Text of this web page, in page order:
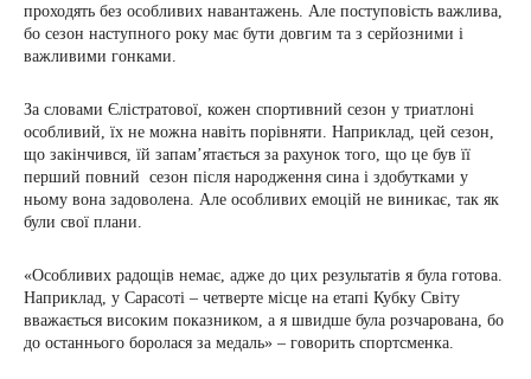
проходять без особливих навантажень. Але поступовість важлива,
бо сезон наступного року має бути довгим та з серйозними і
важливими гонками.
За словами Єлістратової, кожен спортивний сезон у триатлоні
особливий, їх не можна навіть порівняти. Наприклад, цей сезон,
що закінчився, їй запам’ятається за рахунок того, що це був її
перший повний сезон після народження сина і здобутками у
ньому вона задоволена. Але особливих емоцій не виникає, так як
були свої плани.
«Особливих радощів немає, адже до цих результатів я була готова.
Наприклад, у Сарасоті – четверте місце на етапі Кубку Світу
вважається високим показником, а я швидше була розчарована, бо
до останнього боролася за медаль» – говорить спортсменка.